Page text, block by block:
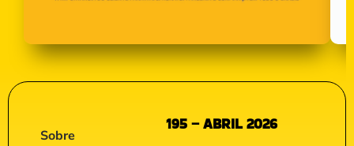
Sobre
195 – ABRIL 2026